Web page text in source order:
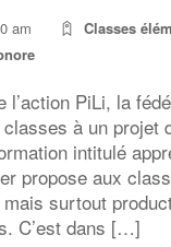
am
Classes
l’action PiLi, la
à un projet
intitulé
propose aux
mais surtout
C’est dans […]